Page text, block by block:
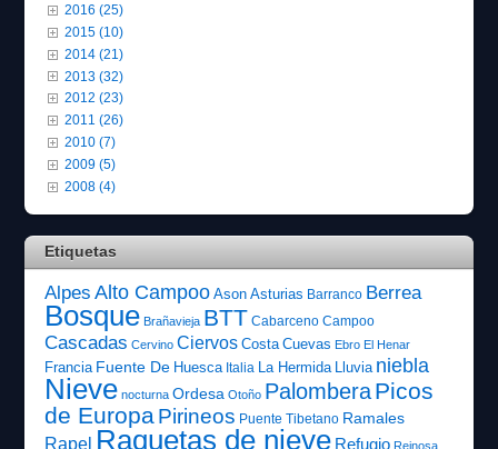
2016 (25)
2015 (10)
2014 (21)
2013 (32)
2012 (23)
2011 (26)
2010 (7)
2009 (5)
2008 (4)
Etiquetas
Alpes Alto Campoo Ason Asturias Barranco Berrea
Bosque Brañavieja BTT Cabarceno Campoo
Cascadas Cervino Ciervos Costa Cuevas Ebro El Henar
Francia Fuente De Huesca Italia La Hermida Lluvia niebla
Nieve nocturna Ordesa Otoño PalomberaPicos
de EuropaPirineos Puente Tibetano Ramales
Rapel Raquetas de nieve Refugio Reinosa